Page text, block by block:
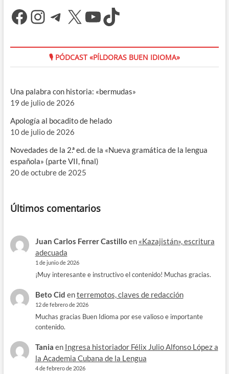
Facebook
Instagram
Telegram
X YouTube
TikTok
🎙 PÓDCAST «PÍLDORAS BUEN IDIOMA»
Una palabra con historia: «bermudas»
19 de julio de 2026
Apología al bocadito de helado
10 de julio de 2026
Novedades de la 2.ª ed. de la «Nueva gramática de la lengua
española» (parte VII, final)
20 de octubre de 2025
Últimos comentarios
Juan Carlos Ferrer Castillo en «Kazajistán», escritura
adecuada
1 de junio de 2026
¡Muy interesante e instructivo el contenido! Muchas gracias.
Beto Cid enterremotos, claves de redacción
12 de febrero de 2026
Muchas gracias Buen Idioma por ese valioso e importante
contenido.
Tania en Ingresa historiador Félix Julio Alfonso López a
la Academia Cubana de la Lengua
4 de febrero de 2026